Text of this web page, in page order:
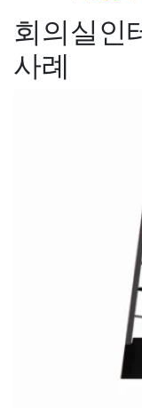
회의실인
사례